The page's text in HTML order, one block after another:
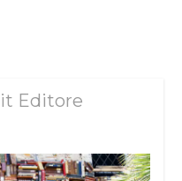
Editore